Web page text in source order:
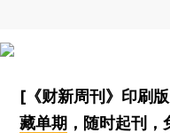
[《财新周刊》印刷版
藏单期 ，随时起刊